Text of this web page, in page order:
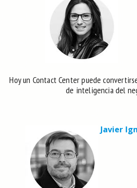
Hoy un Contact Center puede
de inteligencia del
Javier